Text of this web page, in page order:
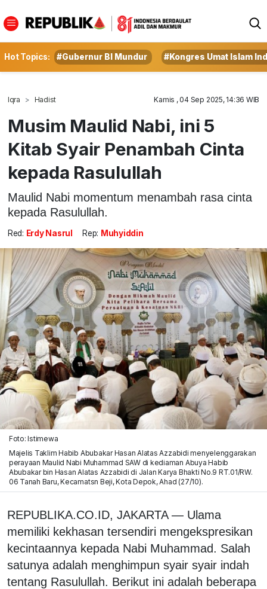
Hot Topics: #Gubernur BI Mundur #Kongres Umat Islam
Iqra Hadist Kamis , 04 Sep 2025, 14:36 WIB
Musim Maulid Nabi, ini 5
Kitab Syair Penambah Cinta
kepada Rasulullah
Maulid Nabi momentum menambah rasa cinta
kepada Rasulullah.
Red: Erdy Nasrul Rep: Muhyiddin
Foto: Istimewa
Majelis Taklim Habib Abubakar Hasan Alatas Azzabidi menyelenggarakan
perayaan Maulid Nabi Muhammad SAW di kediaman Abuya Habib
Abubakar bin Hasan Alatas Azzabidi di Jalan Karya Bhakti No.9 RT.01/RW.
06 Tanah Baru, Kecamatsn Beji, Kota Depok, Ahad (27/10).
REPUBLIKA.CO.ID, JAKARTA — Ulama
memiliki kekhasan tersendiri mengekspresikan
kecintaannya kepada Nabi Muhammad. Salah
satunya adalah menghimpun syair syair indah
tentang Rasulullah. Berikut ini adalah beberapa